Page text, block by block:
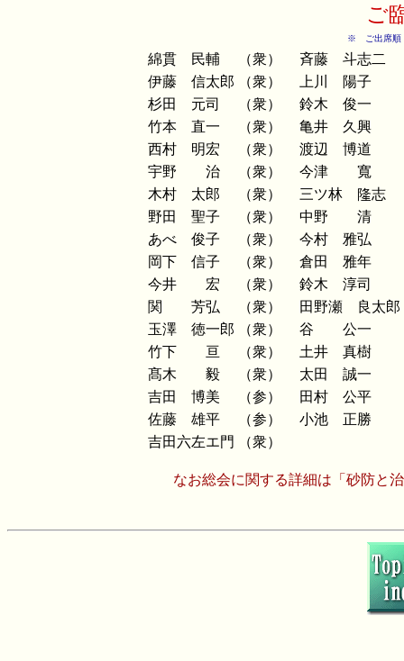
ご
※ ご出席順
綿貫 民輔 （衆）
斉藤 斗志二
伊藤 信太郎
（衆）
上川 陽子
杉田 元司
（衆）
鈴木 俊一
竹本 直一
（衆）
亀井 久興
西村 明宏
（衆）
渡辺 博道
宇野 治
（衆）
今津 寬
木村 太郎
（衆）
三ツ林 隆志
野田 聖子
（衆）
中野 清
あべ 俊子
（衆）
今村 雅弘
岡下 信子
（衆）
倉田 雅年
今井 宏
（衆）
鈴木 淳司
関 芳弘
（衆）
田野瀬 良太郎
玉澤 徳一郎
（衆）
谷 公一
竹下 亘
（衆）
土井 真樹
髙木 毅
（衆）
太田 誠一
吉田 博美
（参）
田村 公平
佐藤 雄平
（参）
小池 正勝
吉田六左エ門
（衆）
なお総会に関する詳細は「砂防と